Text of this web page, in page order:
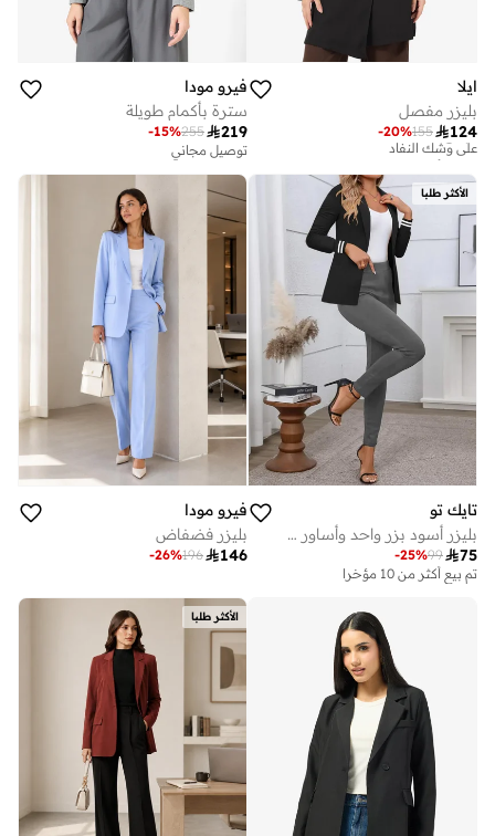
ايلا
بليزر مفصل
124
155
-20%
تم بيع أكثر من 10 مؤخرا
على وشك النفاد
تم بيع أكثر من 10 مؤخرا
على وشك النفاد
فيرو مودا
سترة بأكمام طويلة
219
255
-15%
توصيل مجاني
الأكثر طلبا
تايك تو
بليزر أسود بزر واحد وأساور مطاطية
75
99
-25%
تم بيع أكثر من 10 مؤخرا
فيرو مودا
بليزر فضفاض
146
196
-26%
الأكثر طلبا